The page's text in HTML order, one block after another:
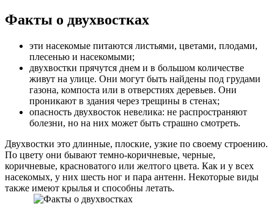
Факты о двухвостках
эти насекомые питаются листьями, цветами, плодами,
плесенью и насекомыми;
двухвостки прячутся днем и в большом количестве
живут на улице. Они могут быть найдены под грудами
газона, компоста или в отверстиях деревьев. Они
проникают в здания через трещины в стенах;
опасность двухвосток невелика: не распространяют
болезни, но на них может быть страшно смотреть.
Двухвостки это длинные, плоские, узкие по своему строению.
По цвету они бывают темно-коричневые, черные,
коричневые, красноватого или желтого цвета. Как и у всех
насекомых, у них шесть ног и пара антенн. Некоторые виды
также имеют крылья и способны летать.